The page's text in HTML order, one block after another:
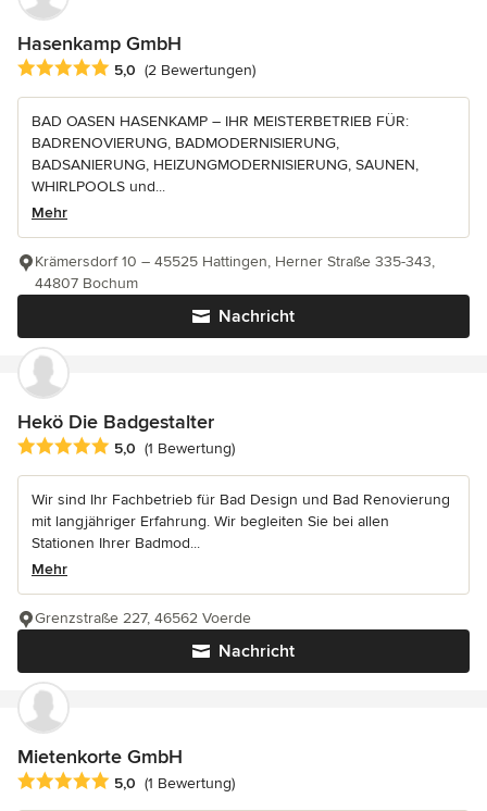
Hasenkamp GmbH
Durchschnittliche Bewertung: 5 von 5 Sternen
5,0 (2 Bewertungen)
BAD OASEN HASENKAMP – IHR MEISTERBETRIEB FÜR:
BADRENOVIERUNG, BADMODERNISIERUNG,
BADSANIERUNG, HEIZUNGMODERNISIERUNG, SAUNEN,
WHIRLPOOLS und...
Mehr
Nachricht
Krämersdorf 10 – 45525 Hattingen, Herner Straße 335-343,
44807 Bochum
Hekö Die Badgestalter
Durchschnittliche Bewertung: 5 von 5 Sternen
5,0 (1 Bewertung)
Wir sind Ihr Fachbetrieb für Bad Design und Bad Renovierung
mit langjähriger Erfahrung. Wir begleiten Sie bei allen
Stationen Ihrer Badmod...
Mehr
Nachricht
Grenzstraße 227, 46562 Voerde
Mietenkorte GmbH
Durchschnittliche Bewertung: 5 von 5 Sternen
5,0 (1 Bewertung)